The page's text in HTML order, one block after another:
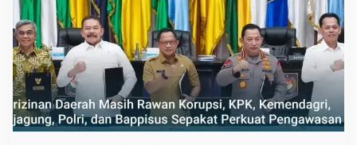
P
e
r
k
u
a
t
P